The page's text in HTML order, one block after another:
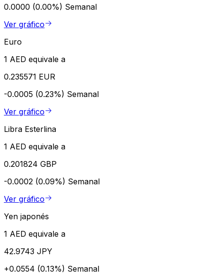
0.0000 (0.00%) Semanal
Ver gráfico
Euro
1 AED equivale a
0.235571 EUR
-0.0005 (0.23%) Semanal
Ver gráfico
Libra Esterlina
1 AED equivale a
0.201824 GBP
-0.0002 (0.09%) Semanal
Ver gráfico
Yen japonés
1 AED equivale a
42.9743 JPY
+0.0554 (0.13%) Semanal